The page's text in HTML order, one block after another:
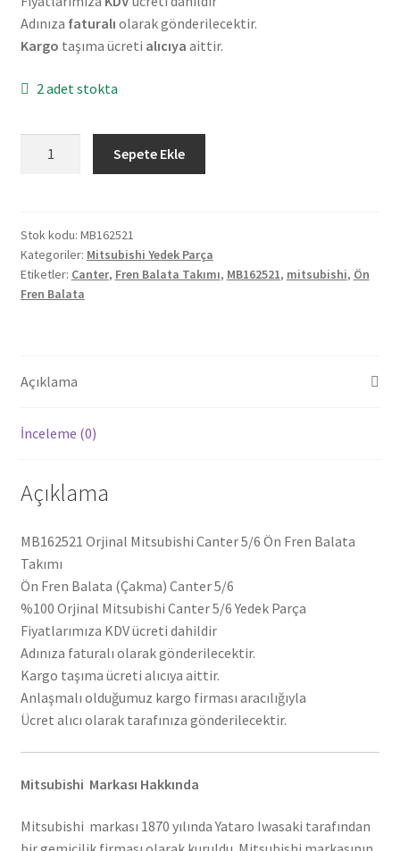
Adınıza faturalı olarak gönderilecektir.
Kargo taşıma ücreti alıcıya aittir.
2 adet stokta
Ön
Fren
Balata
Takımı
Sepete Ekle
Stok kodu: MB162521
Kategoriler: Mitsubishi Yedek Parça
Etiketler: Canter, Fren Balata Takımı, MB162521, mitsubishi, Ön
Fren Balata
Açıklama
İnceleme (0)
Açıklama
MB162521 Orjinal Mitsubishi Canter 5/6 Ön Fren Balata
Takımı
Ön Fren Balata (Çakma) Canter 5/6
%100 Orjinal Mitsubishi Canter 5/6 Yedek Parça
Fiyatlarımıza KDV ücreti dahildir
Adınıza faturalı olarak gönderilecektir.
Kargo taşıma ücreti alıcıya aittir.
Anlaşmalı olduğumuz kargo firması aracılığıyla
Ücret alıcı olarak tarafınıza gönderilecektir.
Mitsubishi Markası Hakkında
Mitsubishi markası 1870 yılında Yataro Iwasaki tarafından